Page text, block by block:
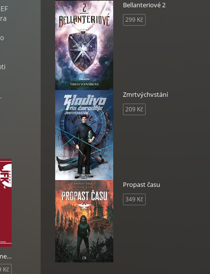
JFK 004 Armády nesmrtelných
Kč
Bellanteriové 2
299 Kč
Zmrtvýchvstání
209 Kč
Propast času
349 Kč